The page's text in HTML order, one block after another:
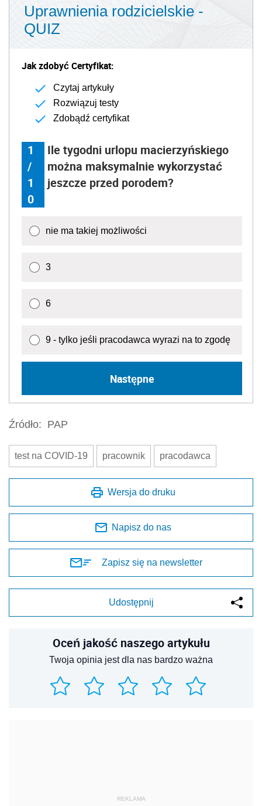
Uprawnienia rodzicielskie -
QUIZ
Jak zdobyć Certyfikat:
Czytaj artykuły
Rozwiązuj testy
Zdobądź certyfikat
1
/
1
0
Ile tygodni urlopu macierzyńskiego
można maksymalnie wykorzystać
jeszcze przed porodem?
nie ma takiej możliwości
3
6
9 - tylko jeśli pracodawca wyrazi na to zgodę
Następne
Źródło: PAP
test na COVID-19 pracownik pracodawca
Wersja do druku
Napisz do nas
Zapisz się na newsletter
Udostępnij
Oceń jakość naszego artykułu
Twoja opinia jest dla nas bardzo ważna
REKLAMA